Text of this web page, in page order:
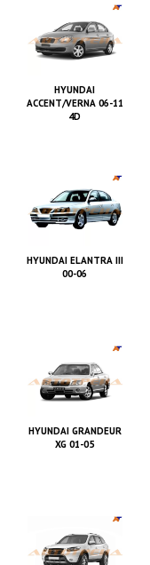
HYUNDAI
ACCENT/VERNA 06-11
4D
HYUNDAI ELANTRA III
00-06
HYUNDAI GRANDEUR
XG 01-05